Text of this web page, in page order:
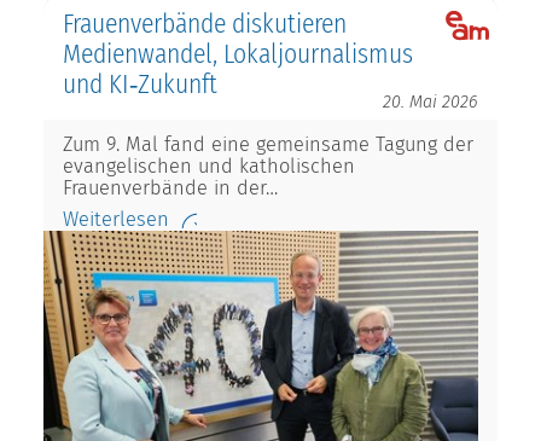
Frauenverbände diskutieren
Medienwandel, Lokaljournalismus
und KI‑Zukunft
20. Mai 2026
Zum 9. Mal fand eine gemeinsame Tagung der
evangelischen und katholischen
Frauenverbände in der…
Weiterlesen